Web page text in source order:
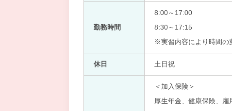
勤務時間
8:00～17:00
8:30～17:15
※実習内容により時間の
休日 土日祝
＜加入保険＞
厚生年金、健康保険、雇